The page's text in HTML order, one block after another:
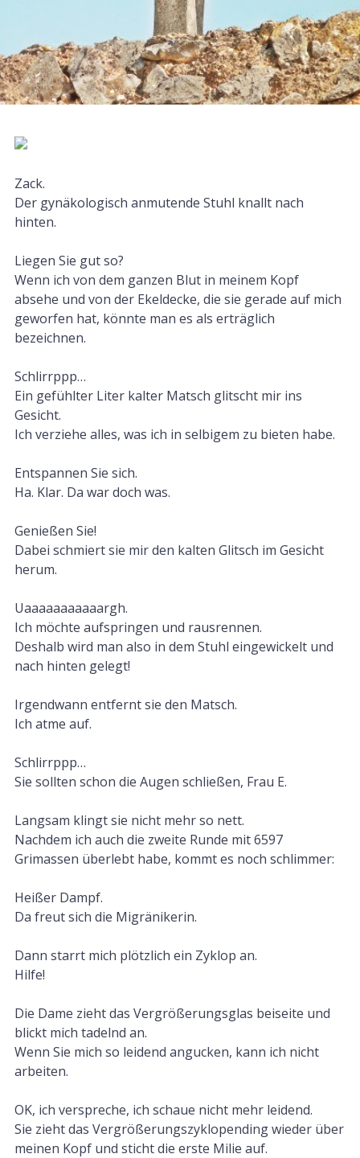
Zack.
Der gynäkologisch anmutende Stuhl knallt nach
hinten.
Liegen Sie gut so?
Wenn ich von dem ganzen Blut in meinem Kopf
absehe und von der Ekeldecke, die sie gerade auf mich
geworfen hat, könnte man es als erträglich
bezeichnen.
Schlirrppp…
Ein gefühlter Liter kalter Matsch glitscht mir ins
Gesicht.
Ich verziehe alles, was ich in selbigem zu bieten habe.
Entspannen Sie sich.
Ha. Klar. Da war doch was.
Genießen Sie!
Dabei schmiert sie mir den kalten Glitsch im Gesicht
herum.
Uaaaaaaaaaaargh.
Ich möchte aufspringen und rausrennen.
Deshalb wird man also in dem Stuhl eingewickelt und
nach hinten gelegt!
Irgendwann entfernt sie den Matsch.
Ich atme auf.
Schlirrppp…
Sie sollten schon die Augen schließen, Frau E.
Langsam klingt sie nicht mehr so nett.
Nachdem ich auch die zweite Runde mit 6597
Grimassen überlebt habe, kommt es noch schlimmer:
Heißer Dampf.
Da freut sich die Migränikerin.
Dann starrt mich plötzlich ein Zyklop an.
Hilfe!
Die Dame zieht das Vergrößerungsglas beiseite und
blickt mich tadelnd an.
Wenn Sie mich so leidend angucken, kann ich nicht
arbeiten.
OK, ich verspreche, ich schaue nicht mehr leidend.
Sie zieht das Vergrößerungszyklopending wieder über
meinen Kopf und sticht die erste Milie auf.